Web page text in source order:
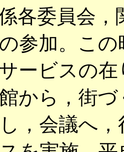
各委員会，
参加。こ
ービスの
から，街
，会議へ